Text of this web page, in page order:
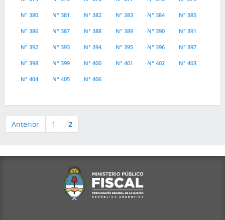
N° 380 N° 381 N° 382 N° 383 N° 384 N° 385
N° 386 N° 387 N° 388 N° 389 N° 390 N° 391
N° 392 N° 393 N° 394 N° 395 N° 396 N° 397
N° 398 N° 399 N° 400 N° 401 N° 402 N° 403
N° 404 N° 405 N° 406
Anterior 1 2